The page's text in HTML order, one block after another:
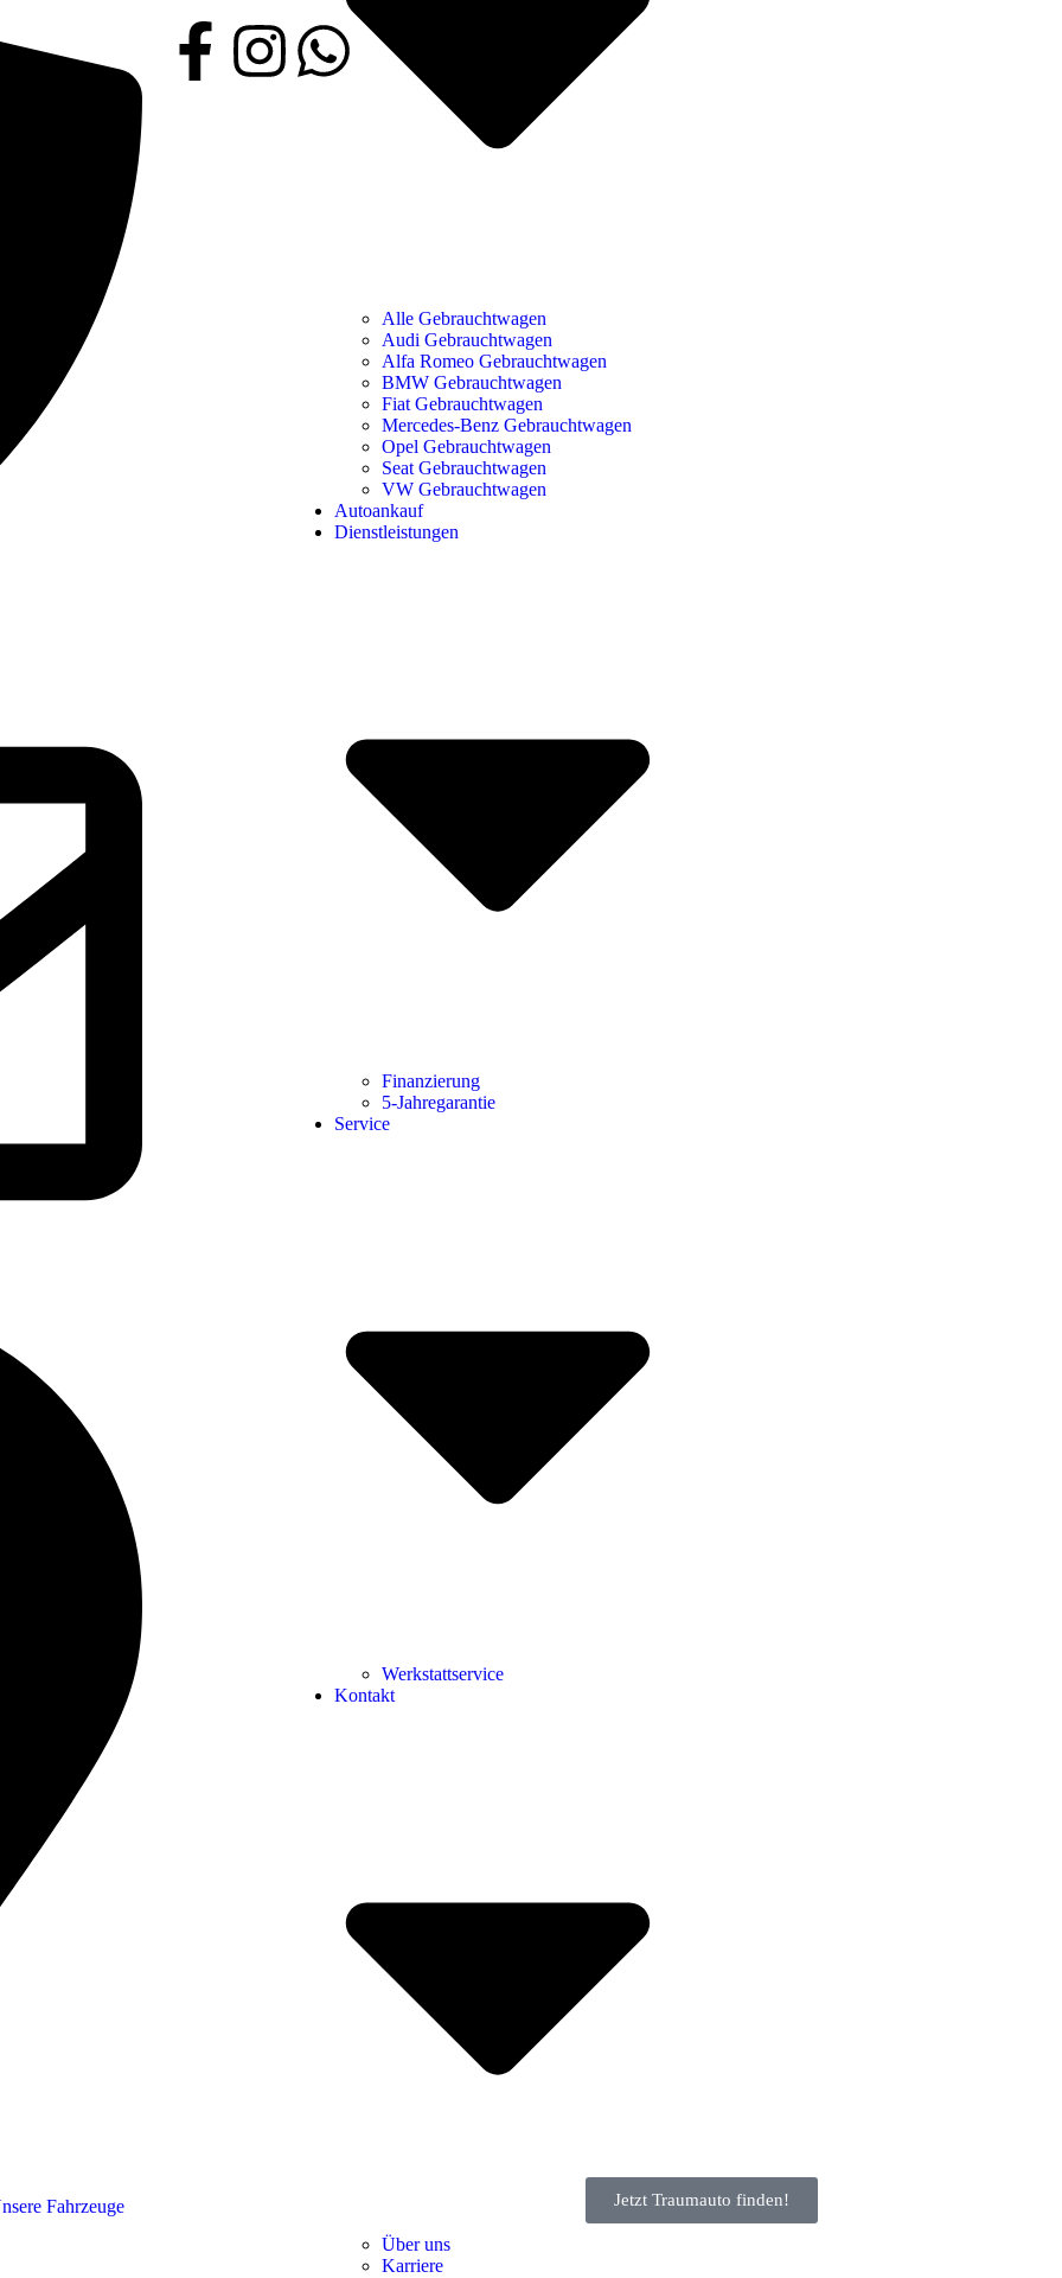
Fahrzeuge Jetzt Traumauto finden!
Alle Gebrauchtwagen
Audi Gebrauchtwagen
Alfa Romeo Gebrauchtwagen
BMW Gebrauchtwagen
Fiat Gebrauchtwagen
Mercedes-Benz Gebrauchtwagen
Opel Gebrauchtwagen
Seat Gebrauchtwagen
VW Gebrauchtwagen
Autoankauf
Dienstleistungen
Finanzierung
5-Jahregarantie
Service
Werkstattservice
Kontakt
Über uns
Karriere